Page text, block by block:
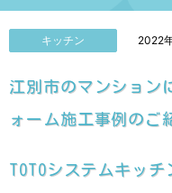
キッチン 2022
江別市のマンション
ォーム施工事例のご
TOTOシステムキッ